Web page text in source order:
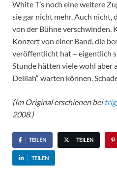
White T’s noch eine weitere
sie gar nicht mehr. Auch nicht,
von der Bühne verschwinden.
Konzert von einer Band, die
veröffentlicht hat – eigentlich
Stunde hätten viele wohl aber
Delilah“ warten können.
(Im Original erschienen bei
2008.)
TEILEN TEILEN
TEILEN